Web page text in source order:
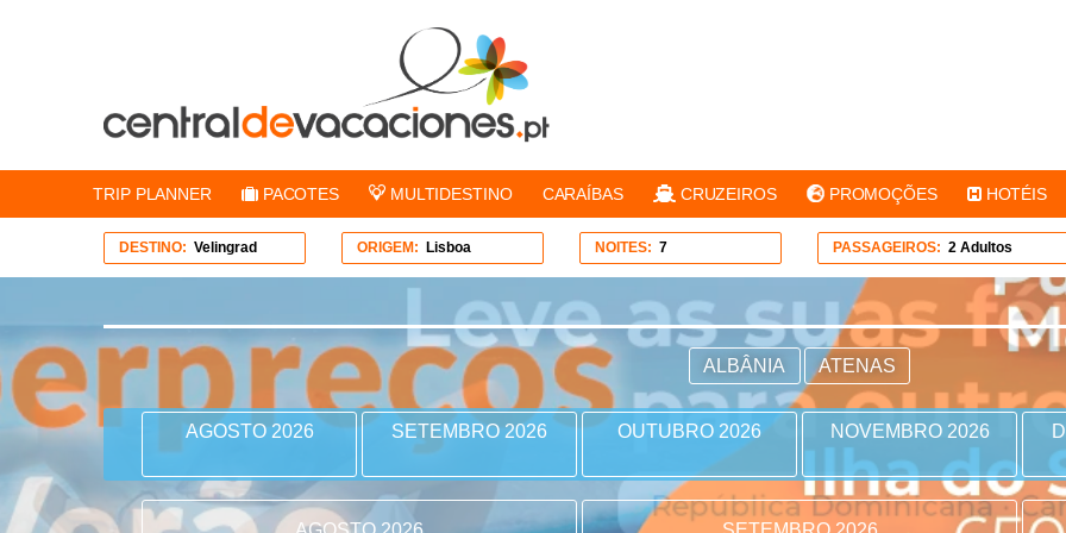
TRIP PLANNER PACOTES MULTIDESTINO CARAÍBAS CRUZEIROS PROMOÇÕES HOTÉIS
DESTINO: Velingrad ORIGEM: Lisboa NOITES: 7 PASSAGEIROS: 2 Adultos
ALBÂNIA ATENAS
AGOSTO 2026 SETEMBRO 2026 OUTUBRO 2026 NOVEMBRO 2026